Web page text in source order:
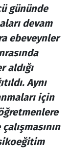
gününde
devam
ebeveynler
aldığı
Aynı
için